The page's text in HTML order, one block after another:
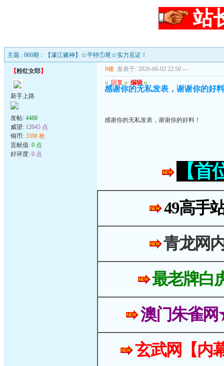
站
主题 : 060期：【濠江赌神】☆平特①尾☆实力见证！
【粉红女郎】
新手上路
发帖: 4488
威望: 12045 点
铜币: 3598 枚
贡献值: 0 点
好评度: 0 点
8楼 发表于: 2026-06-02 22:50 ---
u 回复 u 编辑 u
感谢你的无私发表，谢谢你的好
感谢你的无私发表，谢谢你的好料！
【
49高手
青龙网
最老牌白
澳门朱雀
玄武网【内